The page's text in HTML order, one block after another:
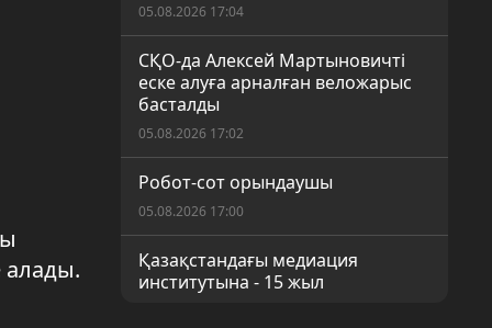
алады.
05.08.2026 17:04
СҚО-да Алексей Мартыновичті
еске алуға арналған веложарыс
басталды
05.08.2026 17:02
Робот-сот орындаушы
05.08.2026 17:00
Қазақстандағы медиация
институтына - 15 жыл